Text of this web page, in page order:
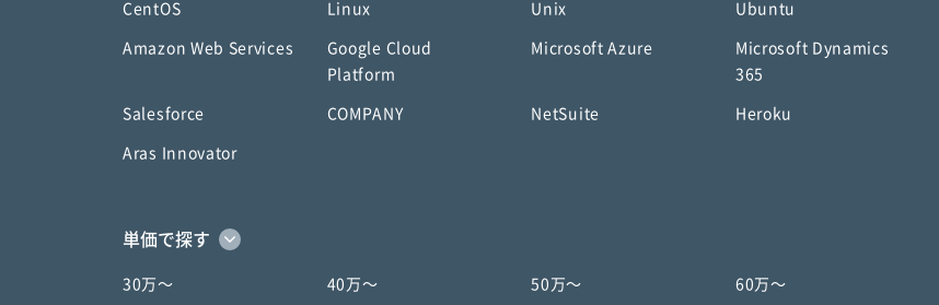
CentOS Linux Unix Ubuntu
Amazon Web Services
Google Cloud
Platform
Microsoft Azure
Microsoft Dynamics
365
Salesforce COMPANY NetSuite Heroku
Aras Innovator
単価で探す
30万〜 40万〜 50万〜 60万〜